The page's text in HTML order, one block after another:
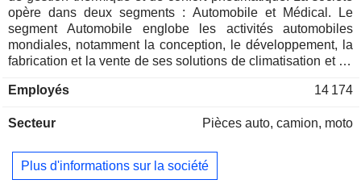
opère dans deux segments : Automobile et Médical. Le
segment Automobile englobe les activités automobiles
mondiales, notamment la conception, le développement, la
fabrication et la vente de ses solutions de climatisation et de
climatisation, les intérieurs à climatisation, les solutions de
électroniques de climatisation et de confort), les systèmes
reporting Médical comprend les activités de gestion de la
température des patients dans le secteur médical. La
Employés 14 174
Secteur Pièces auto, camion, moto
Plus d'informations sur la société